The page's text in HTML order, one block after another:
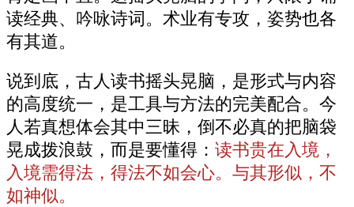
读经典、吟咏诗词。术业有专攻，姿势也各
有其道。
说到底，古人读书摇头晃脑，是形式与内容
的高度统一，是工具与方法的完美配合。今
人若真想体会其中三昧，倒不必真的把脑袋
晃成拨浪鼓，而是要懂得： 读书贵在入境，
入境需得法，得法不如会心。与其形似，不
如神似。